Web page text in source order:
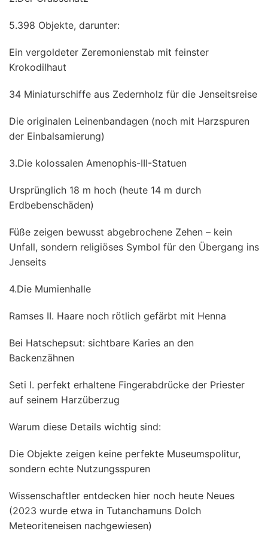
5.398 Objekte, darunter:
Ein vergoldeter Zeremonienstab mit feinster
Krokodilhaut
34 Miniaturschiffe aus Zedernholz für die Jenseitsreise
Die originalen Leinenbandagen (noch mit Harzspuren
der Einbalsamierung)
3.Die kolossalen Amenophis-III-Statuen
Ursprünglich 18 m hoch (heute 14 m durch
Erdbebenschäden)
Füße zeigen bewusst abgebrochene Zehen – kein
Unfall, sondern religiöses Symbol für den Übergang ins
Jenseits
4.Die Mumienhalle
Ramses II. Haare noch rötlich gefärbt mit Henna
Bei Hatschepsut: sichtbare Karies an den
Backenzähnen
Seti I. perfekt erhaltene Fingerabdrücke der Priester
auf seinem Harzüberzug
Warum diese Details wichtig sind:
Die Objekte zeigen keine perfekte Museumspolitur,
sondern echte Nutzungsspuren
Wissenschaftler entdecken hier noch heute Neues
(2023 wurde etwa in Tutanchamuns Dolch
Meteoriteneisen nachgewiesen)